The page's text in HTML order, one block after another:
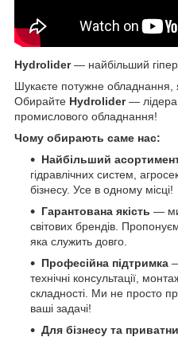
Hydrolider— найбільший
Шукаєте потужне обладнання,
Обирайте Hydrolider— лідера
промислового обладнання!
Чому обирають саме нас:
Найбільший
гідравлічних систем,
бізнесу. Усе в одному місці!
Гарантована якість — ми
світових брендів.
яка служить довго.
Професійна підтримка
технічні консультації,
складності. Ми не просто
ваші задачі!
Для бізнесу та